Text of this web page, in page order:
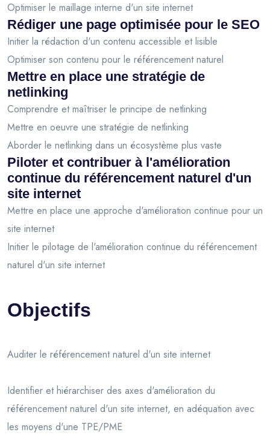
Optimiser le maillage interne d'un site internet
Rédiger une page optimisée pour le SEO
Initier la rédaction d'un contenu accessible et lisible
Optimiser son contenu pour le référencement naturel
Mettre en place une stratégie de
netlinking
Comprendre et maîtriser le principe de netlinking
Mettre en oeuvre une stratégie de netlinking
Aborder le netlinking dans un écosystème plus vaste
Piloter et contribuer à l'amélioration
continue du référencement naturel d'un
site internet
Mettre en place une approche d'amélioration continue pour un
site internet
Initier le pilotage de l'amélioration continue du référencement
naturel d'un site internet
Objectifs
Auditer le référencement naturel d'un site internet
Identifier et hiérarchiser des axes d'amélioration du
référencement naturel d'un site internet, en adéquation avec
les moyens d'une TPE/PME